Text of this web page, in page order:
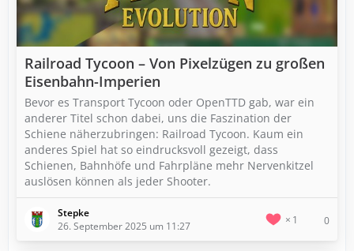
Railroad Tycoon – Von Pixelzügen zu großen
Eisenbahn-Imperien
Bevor es Transport Tycoon oder OpenTTD gab, war ein
anderer Titel schon dabei, uns die Faszination der
Schiene näherzubringen: Railroad Tycoon. Kaum ein
anderes Spiel hat so eindrucksvoll gezeigt, dass
Schienen, Bahnhöfe und Fahrpläne mehr Nervenkitzel
auslösen können als jeder Shooter.
Stepke
26. September 2025 um 11:27
1 0